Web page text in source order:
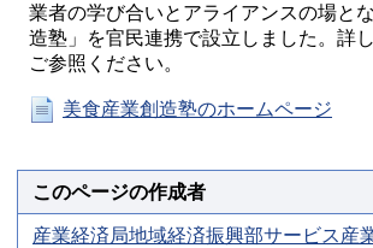
業者の学び合いとアライアンスの場と
造塾」を官民連携で設立しました。詳
ご参照ください。
美食産業創造塾のホームページ
このページの作成者
産業経済局地域経済振興部サービス産